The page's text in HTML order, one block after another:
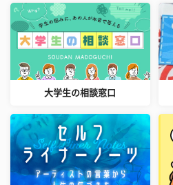
大学生の相談窓口